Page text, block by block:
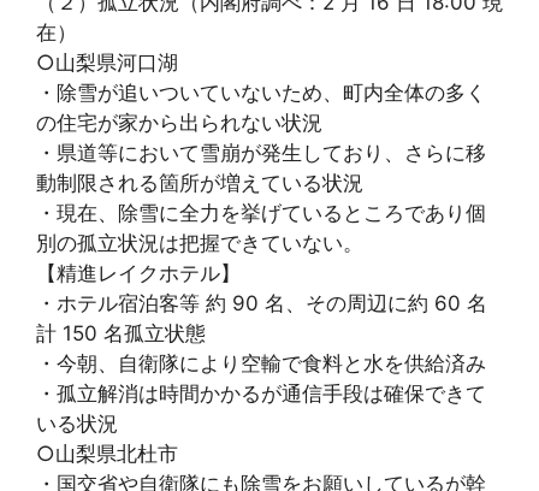
在）
○山梨県河口湖
・除雪が追いついていないため、町内全体の多く
の住宅が家から出られない状況
・県道等において雪崩が発生しており、さらに移
動制限される箇所が増えている状況
・現在、除雪に全力を挙げているところであり個
別の孤立状況は把握できていない。
【精進レイクホテル】
・ホテル宿泊客等 約 90 名、その周辺に約 60 名
計 150 名孤立状態
・今朝、自衛隊により空輸で食料と水を供給済み
・孤立解消は時間かかるが通信手段は確保できて
いる状況
○山梨県北杜市
・国交省や自衛隊にも除雪をお願いしているが幹